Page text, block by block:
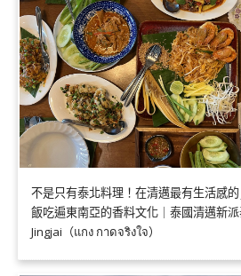
不是只有泰北料理！在清邁最有生活感
飯吃遍東南亞的香料文化｜泰國清邁新
Jingjai（แกง กาดจริงใจ）